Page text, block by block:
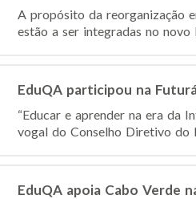
A propósito da reorganização
estão a ser integradas no novo
EduQA participou na
“Educar e aprender na era da
vogal do Conselho Diretivo do
EduQA apoia Cabo Verde